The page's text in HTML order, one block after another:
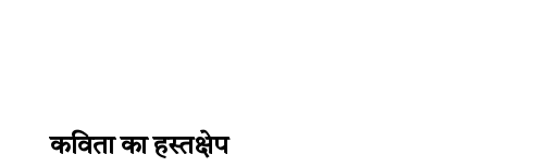
कविता का हस्तक्षेप